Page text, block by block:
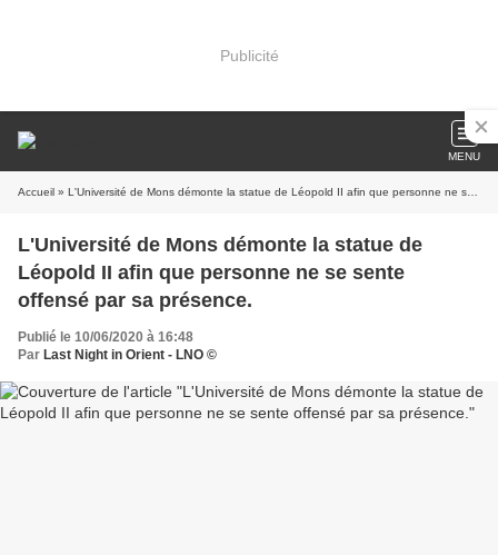
Publicité
MENU
Accueil » L'Université de Mons démonte la statue de Léopold II afin que personne ne se sente offensé par sa présence.
L'Université de Mons démonte la statue de
Léopold II afin que personne ne se sente
offensé par sa présence.
Publié le 10/06/2020 à 16:48
Par Last Night in Orient - LNO ©